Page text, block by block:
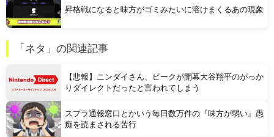
昇格戦になると味方がゴミみたいに溶けまくるあの現象
「ネタ」の関連記事
【悲報】ニンダイさん、ピークが開幕大谷翔平のがっか
りダイレクトだったと言われてしまう
スプラ通報窓口とかいう毎日数万件の『味方が弱い』愚
痴を読まされる苦行